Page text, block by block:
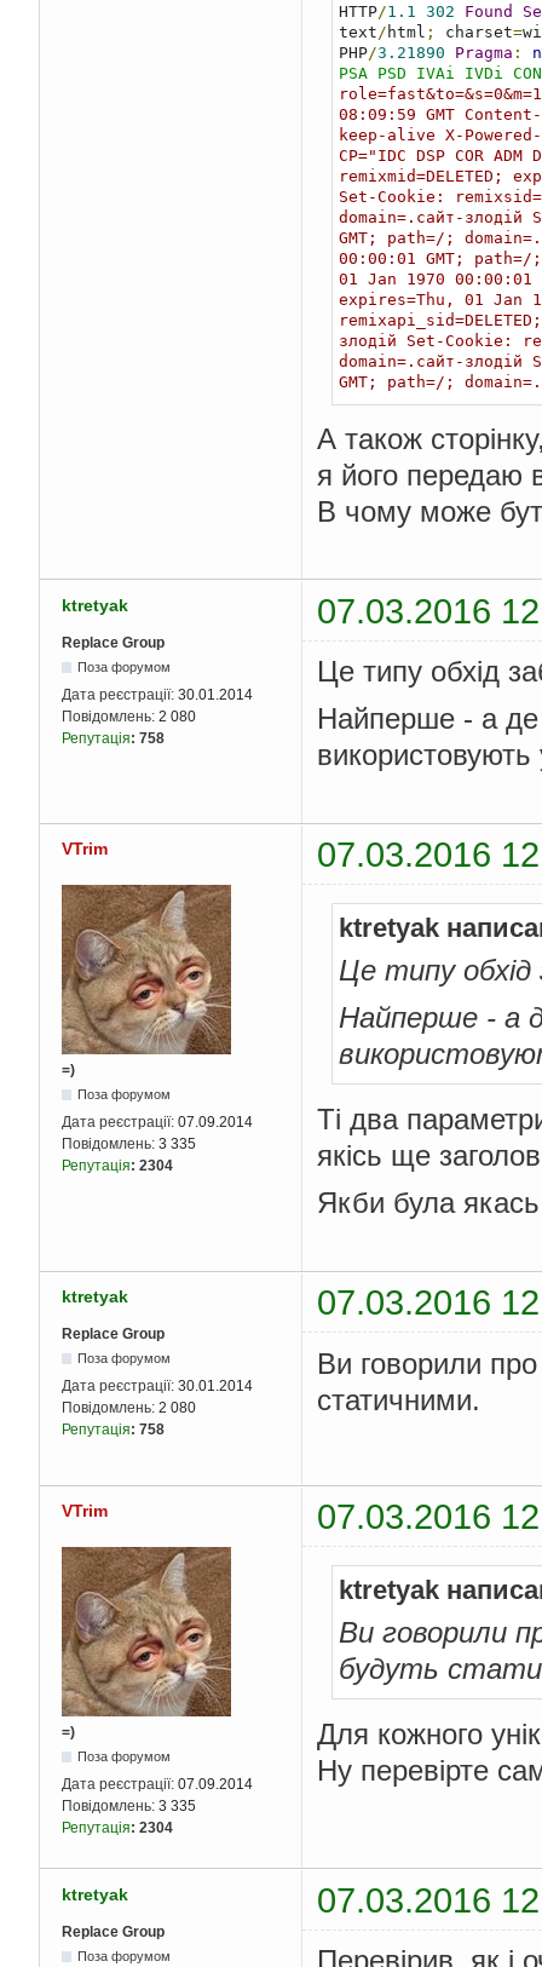
HTTP/1.1 302 Found
text / html ; charset=
PHP/3.21890 Pragma :
PSA PSD IVAi IVDi
08:09:59 GMT
keep-alive X-
CP="IDC DSP COR
remixmid=DELETED;
Set-Cookie:
domain=.сайт-
GMT; path=/;
00:00:01 GMT; path=/;
01 Jan 1970 00:00:01
expires=Thu, 01 Jan
злодій Set-Cookie:
domain=.сайт-
GMT; path=/;
А також
я його передаю
В чому може
ktretyak 07.03.2016
Replace Group
Поза форумом
Дата реєстрації: 30.01.2014
Повідомлень: 2 080
Репутація: 758
Це типу обхід
Найперше - а
використовують
VTrim 07.03.2016
=)
Поза форумом
Дата реєстрації: 07.09.2014
Повідомлень: 3 335
Репутація: 2304
ktretyak
Це типу
Найперше - а
Ті два
якісь ще
Якби була якась
ktretyak 07.03.2016
Replace Group
Поза форумом
Дата реєстрації: 30.01.2014
Повідомлень: 2 080
Репутація: 758
Ви говорили про
статичними.
VTrim 07.03.2016
=)
Поза форумом
Дата реєстрації: 07.09.2014
Повідомлень: 3 335
Репутація: 2304
ktretyak
Ви говорили
будуть
Для кожного
Ну перевірте
ktretyak 07.03.2016
Replace Group
Поза форумом